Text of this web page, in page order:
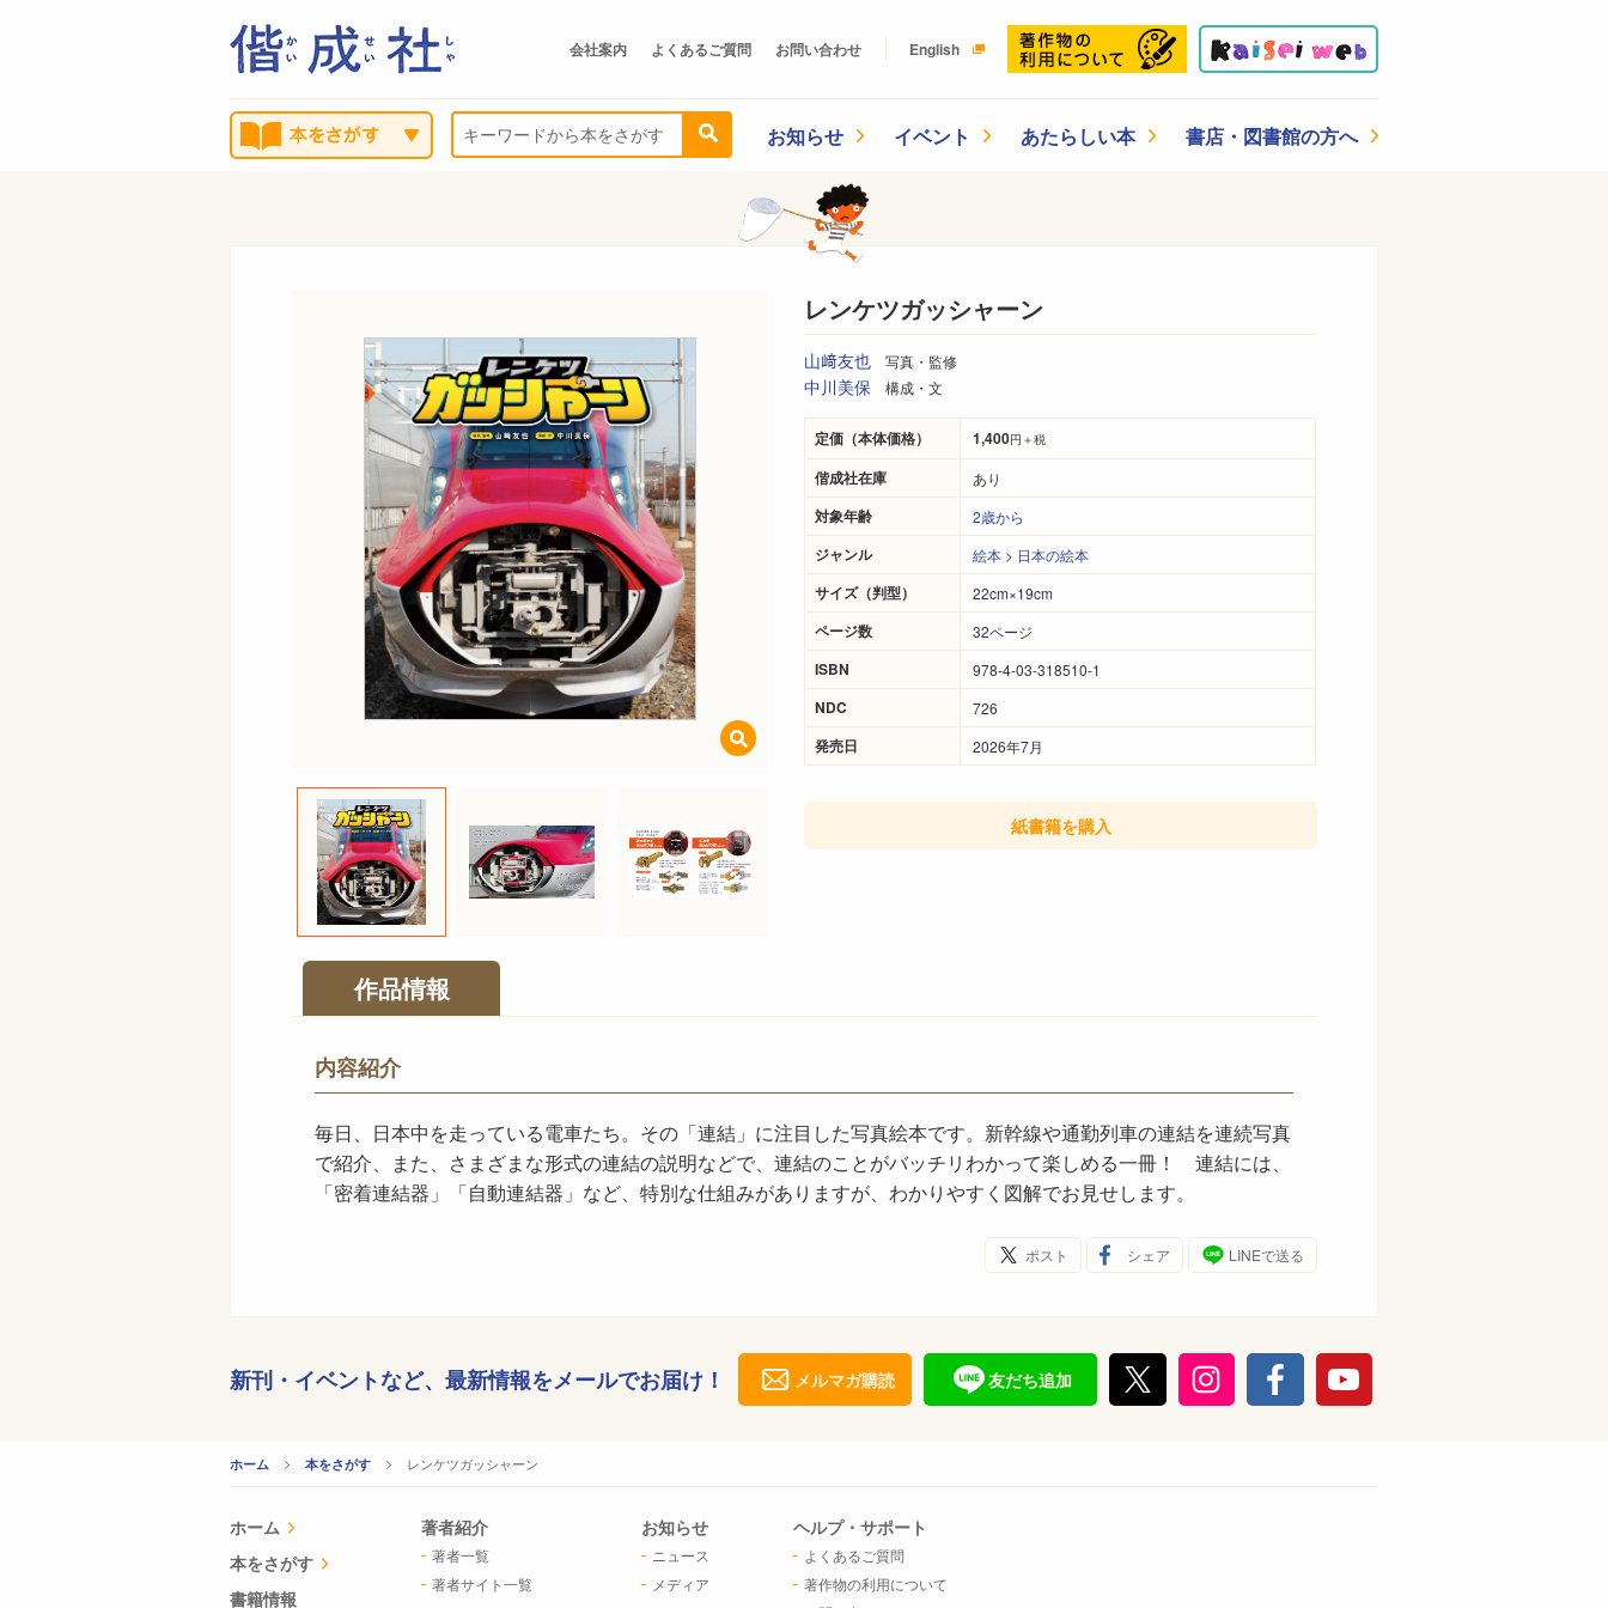
会社案内 よくあるご質問 お問い合わせ English
お知らせ イベント あたらしい本 書店・図書館の方へ
レンケツガッシャーン
山﨑友也 写真・監修
中川美保 構成・文
定価（本体価格） 1,400円＋税
偕成社在庫 あり
対象年齢 2歳から
ジャンル 絵本 > 日本の絵本
サイズ（判型） 22cm×19cm
ページ数 32ページ
ISBN 978-4-03-318510-1
NDC 726
発売日 2026年7月
紙書籍を購入
作品情報
内容紹介
毎日、日本中を走っている電車たち。その「連結」に注目した写真絵本です。新幹線や通勤列車の連結を連続写真
で紹介、また、さまざまな形式の連結の説明などで、連結のことがバッチリわかって楽しめる一冊！ 連結には、
「密着連結器」「自動連結器」など、特別な仕組みがありますが、わかりやすく図解でお見せします。
ポスト シェア LINEで送る
新刊・イベントなど、 最新情報をメールでお届け！ メルマガ購読 友だち追加
ホーム 本をさがす CURRENT:
レンケツガッシャーン
ホーム
本をさがす
書籍情報
著者紹介
著者一覧
著者サイト一覧
お知らせ
ニュース
メディア
ヘルプ・サポート
よくあるご質問
著作物の利用について